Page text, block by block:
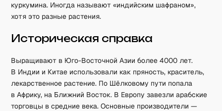
куркумина. Иногда называют «индийским шафраном»,
хотя это разные растения.
Историческая справка
Выращивают в Юго-Восточной Азии более 4000 лет.
В Индии и Китае использовали как пряность, краситель,
лекарственное растение. По Шёлковому пути попала
в Африку, на Ближний Восток. В Европу завезли арабские
торговцы в средние века. Основные производители —